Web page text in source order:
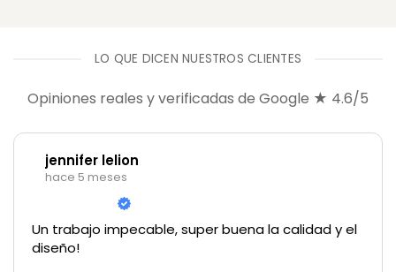
LO QUE DICEN NUESTROS CLIENTES
Opiniones reales y verificadas de Google ★ 4.6/5
jennifer lelion
hace 5 meses
Un trabajo impecable, super buena la calidad y el
diseño!